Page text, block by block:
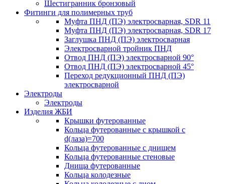
Шестигранник бронзовый
Фитинги для полимерных труб
Муфта ПНД (ПЭ) электросварная, SDR 11
Муфта ПНД (ПЭ) электросварная, SDR 17
Заглушка ПНД (ПЭ) электросварная
Электросварной тройник ПНД
Отвод ПНД (ПЭ) электросварной 90°
Отвод ПНД (ПЭ) электросварной 45°
Переход редукционный ПНД (ПЭ)
электросварной
Электроды
Электроды
Изделия ЖБИ
Крышки футерованные
Кольца футерованные с крышкой с
d(лаза)=700
Кольца футерованные с днищем
Кольца футерованные стеновые
Днища футерованные
Кольца колодезные